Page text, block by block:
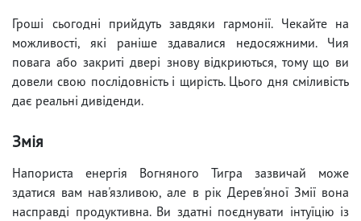
Гроші сьогодні прийдуть завдяки гармонії. Чекайте на
можливості, які раніше здавалися недосяжними. Чия
повага або закриті двері знову відкриються, тому що ви
довели свою послідовність і щирість. Цього дня сміливість
дає реальні дивіденди.
Змія
Напориста енергія Вогняного Тигра зазвичай може
здатися вам нав'язливою, але в рік Дерев'яної Змії вона
насправді продуктивна. Ви здатні поєднувати інтуїцію із